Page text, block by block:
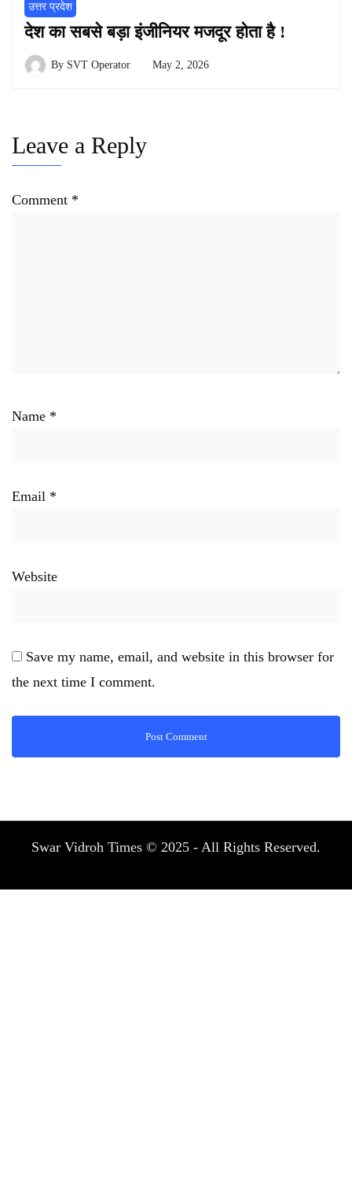
उत्तर प्रदेश
देश का सबसे बड़ा इंजीनियर मजदूर होता है !
By SVT Operator May 2, 2026
Leave a Reply
Comment *
Name *
Email *
Website
Save my name, email, and website in this browser for
the next time I comment.
Swar Vidroh Times © 2025 - All Rights Reserved.